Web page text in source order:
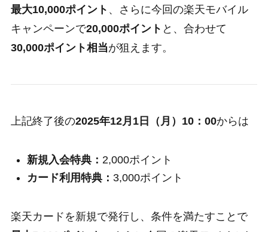
最大10,000ポイント 、さらに今回の楽天モバイル
キャンペーンで20,000ポイント と、合わせて
30,000ポイント相当が狙えます。
上記終了後の2025年12月1日（月）10：00からは
新規入会特典： 2,000ポイント
カード利用特典： 3,000ポイント
楽天カードを新規で発行し、条件を満たすことで